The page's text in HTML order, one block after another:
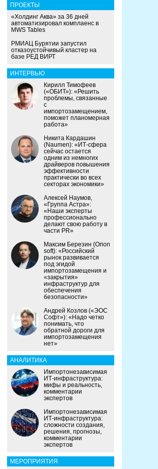
ПРОЕКТЫ
«Холдинг Аква» за 36 дней
автоматизировал комплаенс в
MWS Tables
РМИАЦ Бурятии запустил
отказоустойчивый кластер на
базе РЕД ВИРТ
ИНТЕРВЬЮ
Кирилл Тимофеев
(«ОБИТ»): «Решить
проблемы, связанные
с
импортозамещением,
поможет планомерная
работа»
Никита Кардашин
(Naumen): «ИТ-сфера
сейчас остается
одним из немногих
драйверов повышения
эффективности
практически во всех
секторах экономики»
Алексей Наумов,
«Группа Астра»:
«Наши эксперты
профессионально
делают свою работу в
части PR»
Максим Березин (Orion
soft): «Российский
рынок развивается
под эгидой
импортозамещения и
«закрытия»
инфраструктур для
обеспечения
безопасности»
Андрей Козлов («ЭОС
Софт»): «Надо четко
понимать, что
обратной дороги для
импортозамещения
нет»
АНАЛИТИКА
Импортонезависимая
ИТ-инфраструктура:
мифы и реальность,
комментарии
экспертов
Импортонезависимая
ИТ-инфраструктура:
сложности создания,
решения, прогнозы,
комментарии
экспертов
МЕРОПРИЯТИЯ